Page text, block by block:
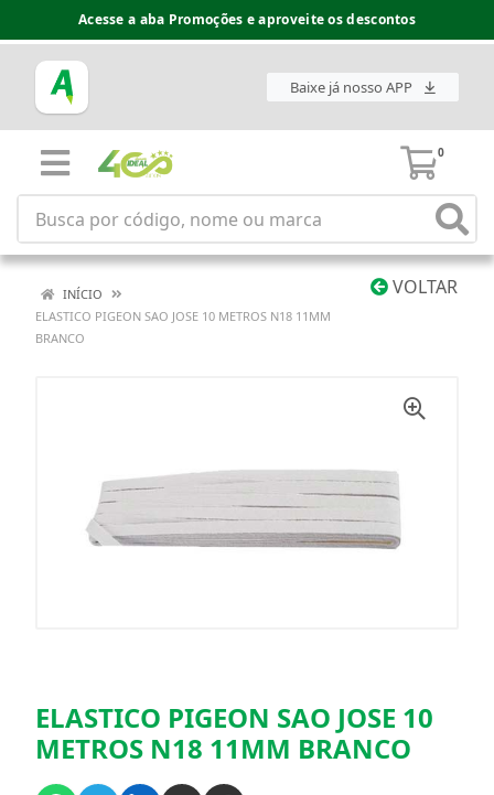
Acesse a aba Promoções e aproveite os descontos
Baixe já nosso APP
0
VOLTAR
INÍCIO
ELASTICO PIGEON SAO JOSE 10 METROS N18 11MM
BRANCO
ELASTICO PIGEON SAO JOSE 10
METROS N18 11MM BRANCO